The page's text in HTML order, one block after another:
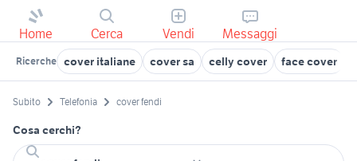
Home Cerca Vendi Messaggi
Ricerche cover italiane cover sa celly cover face cover
Subito Telefonia cover fendi
Cosa cerchi?